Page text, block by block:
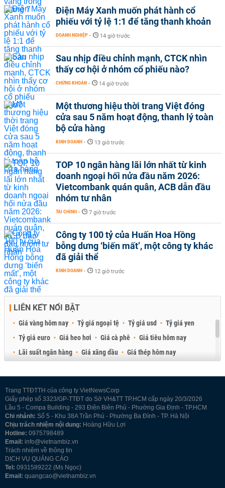
Điện Máy Xanh muốn phát hành cổ
phiếu với tỷ lệ 1:1 để tăng thanh khoản
DOANH NGHIỆP - 14 giờ trước
Sau nhịp điều chỉnh mạnh, CTCK nhìn
thấy cơ hội ở nhóm cổ phiếu nào?
CHỨNG KHOÁN - 14 giờ trước
Một thương hiệu thời trang Việt đóng
cửa sau 5 năm hoạt động, thanh lý toàn
bộ cửa hàng
KINH DOANH - 13 giờ trước
TOP 10 ngân hàng lãi lớn nhất từ kinh
doanh ngoại hối nửa đầu năm 2026:
Vietcombank quán quân, ACB dẫn đầu
nhóm tư nhân
TÀI CHÍNH - 7 giờ trước
Công ty 100 tỷ của Huấn Hoa Hồng
bỗng dưng ‘biến mất’, một công ty khác
đã giải thể
KINH DOANH - 12 giờ trước
LIÊN KẾT NỔI BẬT
Giá vàng hôm nay Tỷ giá ngoại tệ Tỷ giá usd
Tỷ giá yen
Tỷ giá euro
Giá heo hơi Giá cà phê
Giá tiêu hôm nay
Lãi suất ngân hàng
Giá xăng dầu
Giá thép hôm nay
Trang TTĐTTH của công ty VietNewsCorp
Giấy phép số 3323/GP-TTĐT do Sở VH&TT TP.HCM cấp ngày 20/3/2026
Lầu 5 - Compa Building - 293 Điện Biên Phủ - Phường Gia Định - TP.HCM
Chi nhánh: Số 5 - Khu 38A Trần Phú - Phường Ba Đình - TP. Hà Nội
Chịu trách nhiệm nội dung: Hoàng Hữu Lợi
Hotline: 0975798489
Email: info@vietnambiz.vn
Trách nhiệm về thông tin
DỊCH VỤ QUẢNG CÁO
Tel: 0931589222 (Ms Ngọc)
Email: quangcao@vietnambiz.vn